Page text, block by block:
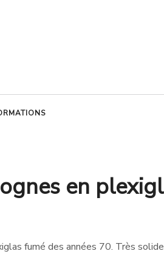
en
fumé des années 70. Très